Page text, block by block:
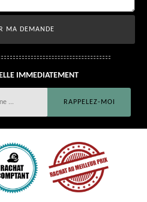
IMMEDIATEMENT